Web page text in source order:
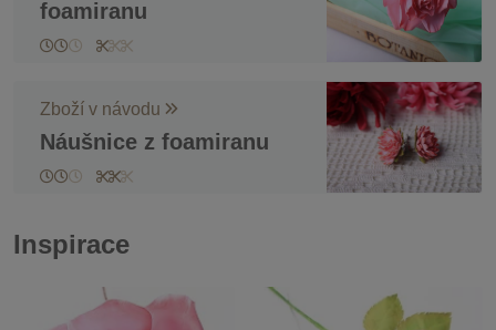
foamiranu
Zboží v návodu
Náušnice z foamiranu
Inspirace